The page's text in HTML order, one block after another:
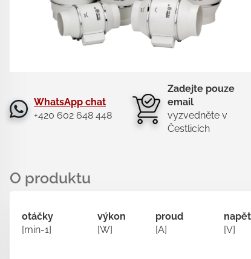
WhatsApp chat
+420 602 648 448
Zadejte pouze
email
vyzvedněte v
Čestlicích
otáčky
[min-1]
výkon
[W]
proud
[A]
[V]